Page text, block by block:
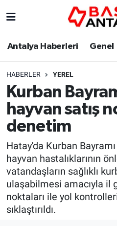
Antalya Haberleri Genel
HABERLER YEREL
Kurban
hayvan satış
denetim
Hatay'da Kurban
hayvan hastalıklarının
vatandaşların sağlıklı
ulaşabilmesi amacıyla il
noktaları ile yol
sıklaştırıldı.